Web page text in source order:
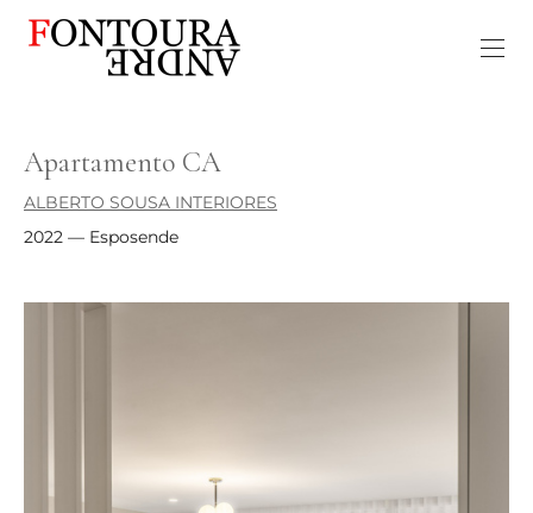
Apartamento CA
ALBERTO SOUSA INTERIORES
2022 — Esposende